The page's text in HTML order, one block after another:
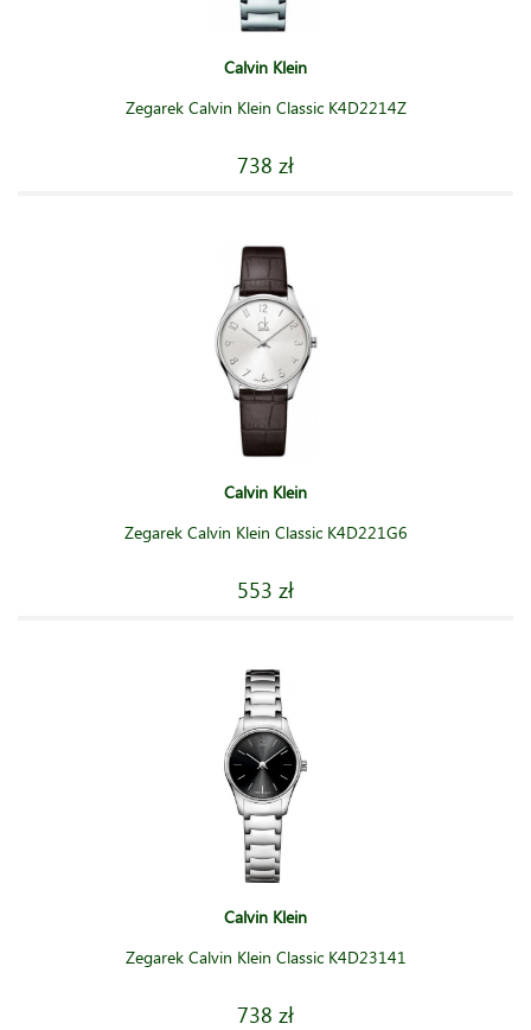
Calvin Klein
Zegarek Calvin Klein Classic K4D2214Z
738 zł
Calvin Klein
Zegarek Calvin Klein Classic K4D221G6
553 zł
Calvin Klein
Zegarek Calvin Klein Classic K4D23141
738 zł